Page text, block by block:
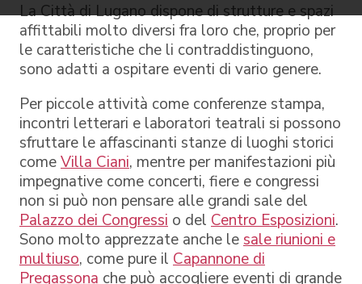
La Città di Lugano dispone di strutture e spazi
affittabili molto diversi fra loro che, proprio per
le caratteristiche che li contraddistinguono,
sono adatti a ospitare eventi di vario genere.
Per piccole attività come conferenze stampa,
incontri letterari e laboratori teatrali si possono
sfruttare le affascinanti stanze di luoghi storici
comeVilla Ciani, mentre per manifestazioni più
impegnative come concerti, fiere e congressi
non si può non pensare alle grandi sale del
Palazzo dei Congressi o del Centro Esposizioni.
Sono molto apprezzate anche lesale riunioni e
multiuso, come pure il Capannone di
Pregassona che può accogliere eventi di grande